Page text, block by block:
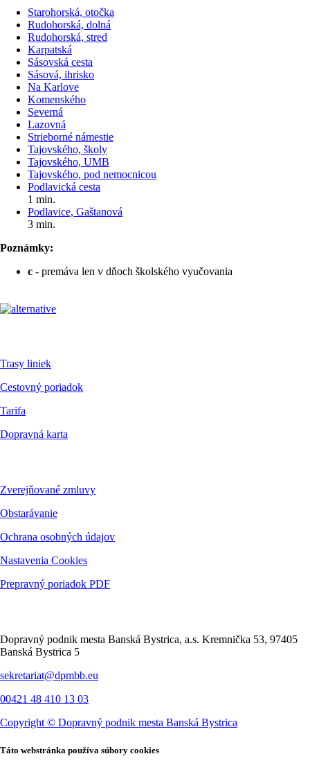
Starohorská, otočka
Rudohorská, dolná
Rudohorská, stred
Karpatská
Sásovská cesta
Sásová, ihrisko
Na Karlove
Komenského
Severná
Lazovná
Strieborné námestie
Tajovského, školy
Tajovského, UMB
Tajovského, pod nemocnicou
Podlavická cesta
1 min.
Podlavice, Gaštanová
3 min.
Poznámky:
c - premáva len v dňoch školského vyučovania
Trasy liniek
Cestovný poriadok
Tarifa
Dopravná karta
Zverejňované zmluvy
Obstarávanie
Ochrana osobných údajov
Nastavenia Cookies
Prepravný poriadok PDF
Dopravný podnik mesta Banská Bystrica, a.s. Kremnička 53, 97405
Banská Bystrica 5
sekretariat@dpmbb.eu
00421 48 410 13 03
Copyright © Dopravný podnik mesta Banská Bystrica
Táto webstránka používa súbory cookies